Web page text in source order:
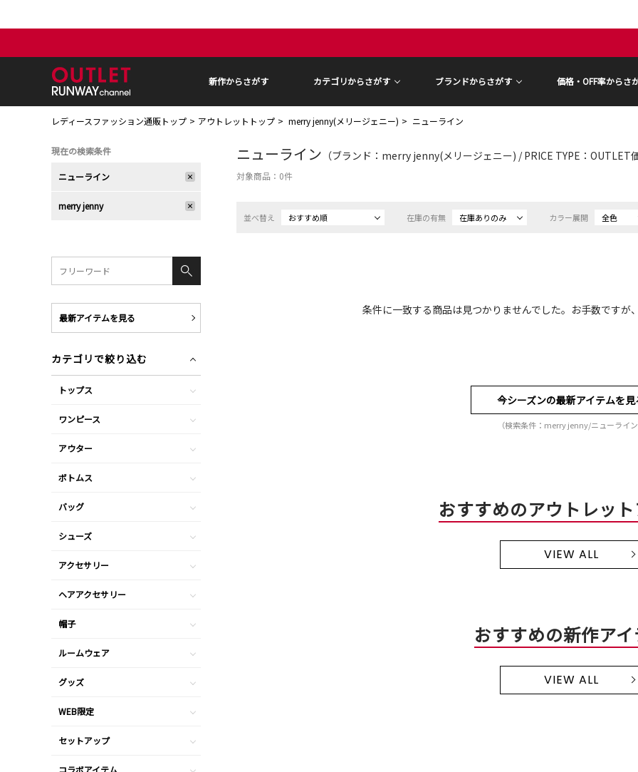
新作からさがす カテゴリからさがす ブランドからさがす 価格・OFF率からさ
レディースファッション通販トップ アウトレットトップ merry jenny(メリージェニー) ニューライン
ニューライン （ブランド：merry jenny(メリージェニー) / PRICE TYPE：OUTLET価
対象商品： 0件
並べ替え おすすめ順 在庫の有無 在庫ありのみ カラー展開 全色
条件に一致する商品は見つかりませんでした。お手数ですが
今シーズンの最新アイテムを見
（検索条件：merry jenny/ニューライン
おすすめのアウトレッ
VIEW ALL
おすすめの新作ア
VIEW ALL
現在の検索条件
ニューライン
merry jenny
最新アイテムを見る
カテゴリで絞り込む
トップス
ワンピース
アウター
ボトムス
バッグ
シューズ
アクセサリー
ヘアアクセサリー
帽子
ルームウェア
グッズ
WEB限定
セットアップ
コラボアイテム